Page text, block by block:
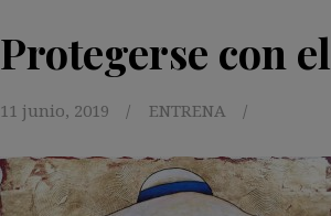
Protegerse con
11 junio, 2019 ENTRENA